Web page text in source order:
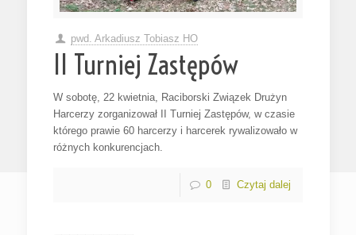
pwd. Arkadiusz Tobiasz HO
II Turniej Zastępów
W sobotę, 22 kwietnia, Raciborski Związek Drużyn
Harcerzy zorganizował II Turniej Zastępów, w czasie
którego prawie 60 harcerzy i harcerek rywalizowało w
różnych konkurencjach.
0 Czytaj dalej